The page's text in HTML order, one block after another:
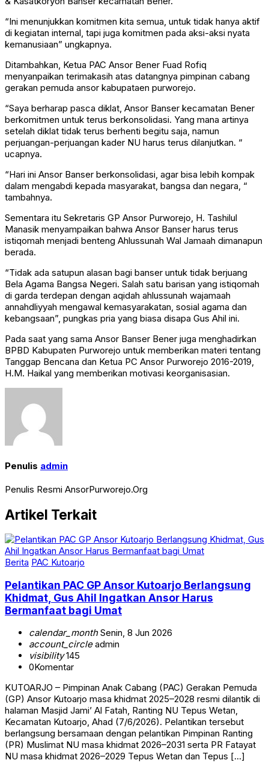
“Ini menunjukkan komitmen kita semua, untuk tidak hanya aktif
di kegiatan internal, tapi juga komitmen pada aksi-aksi nyata
kemanusiaan” ungkapnya.
Ditambahkan, Ketua PAC Ansor Bener Fuad Rofiq
menyanpaikan terimakasih atas datangnya pimpinan cabang
gerakan pemuda ansor kabupataen purworejo.
“Saya berharap pasca diklat, Ansor Banser kecamatan Bener
berkomitmen untuk terus berkonsolidasi. Yang mana artinya
setelah diklat tidak terus berhenti begitu saja, namun
perjuangan-perjuangan kader NU harus terus dilanjutkan. “
ucapnya.
“Hari ini Ansor Banser berkonsolidasi, agar bisa lebih kompak
dalam mengabdi kepada masyarakat, bangsa dan negara, “
tambahnya.
Sementara itu Sekretaris GP Ansor Purworejo, H. Tashilul
Manasik menyampaikan bahwa Ansor Banser harus terus
istiqomah menjadi benteng Ahlussunah Wal Jamaah dimanapun
berada.
“Tidak ada satupun alasan bagi banser untuk tidak berjuang
Bela Agama Bangsa Negeri. Salah satu barisan yang istiqomah
di garda terdepan dengan aqidah ahlussunah wajamaah
annahdliyyah mengawal kemasyarakatan, sosial agama dan
kebangsaan”, pungkas pria yang biasa disapa Gus Ahil ini.
Pada saat yang sama Ansor Banser Bener juga menghadirkan
BPBD Kabupaten Purworejo untuk memberikan materi tentang
Tanggap Bencana dan Ketua PC Ansor Purworejo 2016-2019,
H.M. Haikal yang memberikan motivasi keorganisasian.
Penulis admin
Penulis Resmi AnsorPurworejo.Org
Artikel Terkait
Berita PAC Kutoarjo
Pelantikan PAC GP Ansor Kutoarjo Berlangsung
Khidmat, Gus Ahil Ingatkan Ansor Harus
Bermanfaat bagi Umat
calendar_monthSenin, 8 Jun 2026
account_circleadmin
visibility145
0Komentar
KUTOARJO – Pimpinan Anak Cabang (PAC) Gerakan Pemuda
(GP) Ansor Kutoarjo masa khidmat 2025–2028 resmi dilantik di
halaman Masjid Jami’ Al Fatah, Ranting NU Tepus Wetan,
Kecamatan Kutoarjo, Ahad (7/6/2026). Pelantikan tersebut
berlangsung bersamaan dengan pelantikan Pimpinan Ranting
(PR) Muslimat NU masa khidmat 2026–2031 serta PR Fatayat
NU masa khidmat 2026–2029 Tepus Wetan dan Tepus […]